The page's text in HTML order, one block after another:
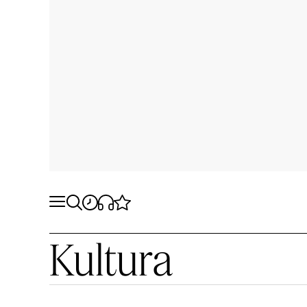
Kultura